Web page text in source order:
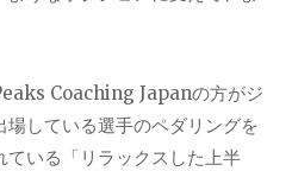
Coaching Japanの方がジ
している選手のペダリングを
いる「リラックスした上半